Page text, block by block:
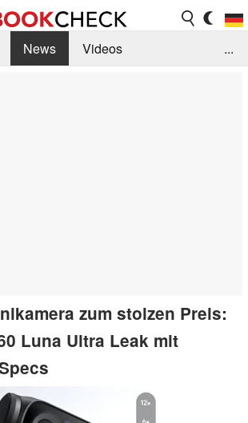
News
Videos
...
zum stolzen Preis:
Luna Ultra Leak mit